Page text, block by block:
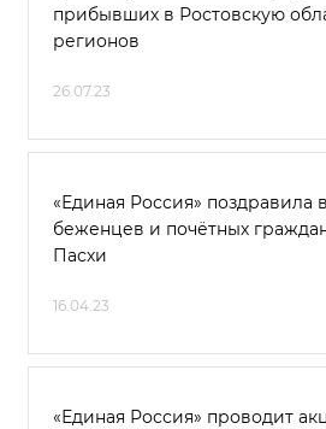
прибывших в Ростовскую
регионов
26.07.23
«Единая Россия» поздравила
беженцев и почётных
Пасхи
16.04.23
«Единая Россия» проводит